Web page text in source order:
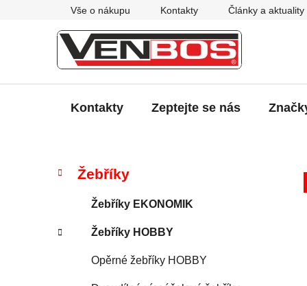
Vše o nákupu Kontakty Články a aktuality
Kontakty Zeptejte se nás
P
r
Přeskočit
kategorie
K
a
g
o
Žebříky
Žebříky EKONOMIK
Žebříky HOBBY
Opěrné žebříky HOBBY